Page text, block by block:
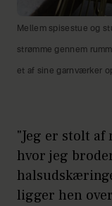
Mellem spisestue og
strømme gennem
et af sine garnværker
"Jeg er stolt
hvor jeg
ligger hen